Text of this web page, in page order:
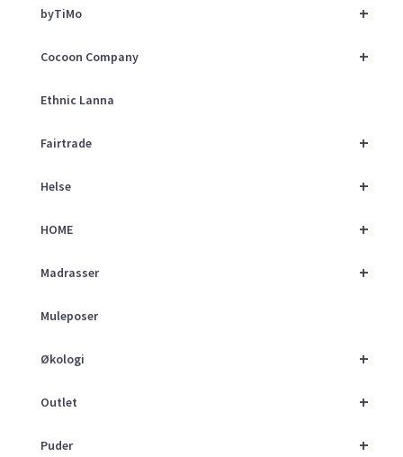
+
byTiMo
+
Cocoon Company
Ethnic Lanna
+
Fairtrade
+
Helse
+
HOME
+
Madrasser
Muleposer
+
Økologi
+
Outlet
+
Puder